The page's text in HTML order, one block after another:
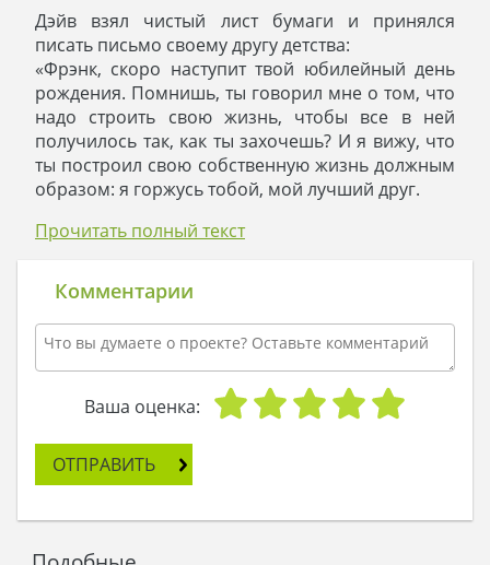
Дэйв взял чистый лист бумаги и принялся
писать письмо своему другу детства:
«Фрэнк, скоро наступит твой юбилейный день
рождения. Помнишь, ты говорил мне о том, что
надо строить свою жизнь, чтобы все в ней
получилось так, как ты захочешь? И я вижу, что
ты построил свою собственную жизнь должным
образом: я горжусь тобой, мой лучший друг.
спишется в твою философию: это проект
в руки план действий, следуя которому, у тебя
появится большой двухэтажный особняк,
наилучшим образом подчеркивающий то, что
называется успехом.
Я надеюсь, он украсит твой участок, на котором
уже сейчас цветет сад. Этот дом станет
посадил. И пускай он станет твоей лучшей
реализованной целью. А главное, что мой
дружбе, которая не закончится никогда, и
крепка, как стены дома, и не боится ни ветров,
Прочитать полный текст
Комментарии
Ваша оценка:
ОТПРАВИТЬ